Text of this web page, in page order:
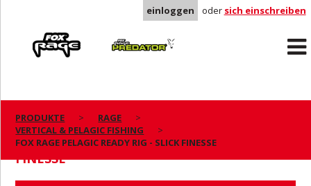
einloggen oder sich einschreiben
Predator
PRODUKTE
RAGE
VERTICAL & PELAGIC FISHING
FOX RAGE PELAGIC READY RIG - SLICK FINESSE
FOX RAGE PELAGIC READY RIG - SLICK
FINESSE